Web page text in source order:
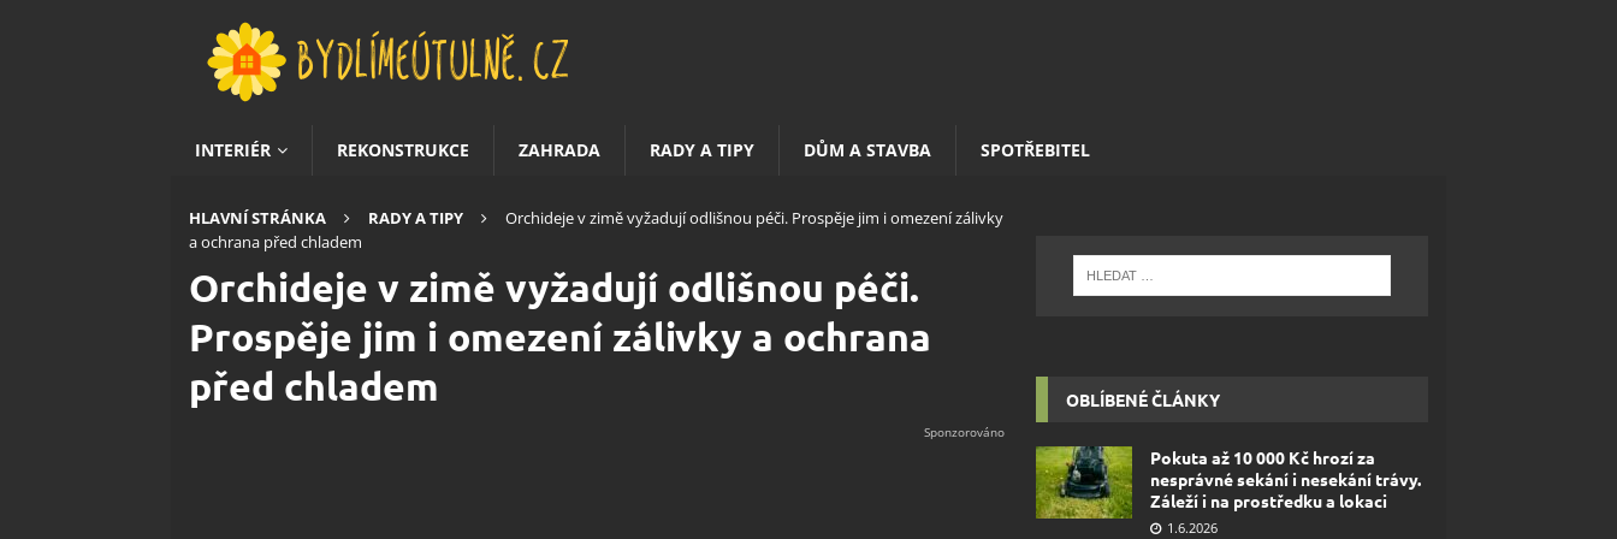
INTERIÉR REKONSTRUKCE ZAHRADA RADY A TIPY DŮM A STAVBA SPOTŘEBITEL
HLAVNÍ STRÁNKA RADY A TIPY
Orchideje v zimě vyžadují odlišnou péči. Prospěje jim i omezení zálivky
a ochrana před chladem
Orchideje v zimě vyžadují odlišnou péči.
Prospěje jim i omezení zálivky a ochrana
před chladem
OBLÍBENÉ ČLÁNKY
Pokuta až 10 000 Kč hrozí za
nesprávné sekání i nesekání trávy.
Záleží i na prostředku a lokaci
1.6.2026